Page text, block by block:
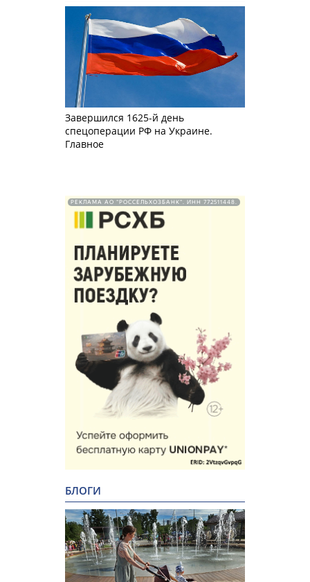
Завершился 1625-й день
спецоперации РФ на Украине.
Главное
РЕКЛАМА АО "РОССЕЛЬХОЗБАНК". ИНН 772511448.
БЛОГИ